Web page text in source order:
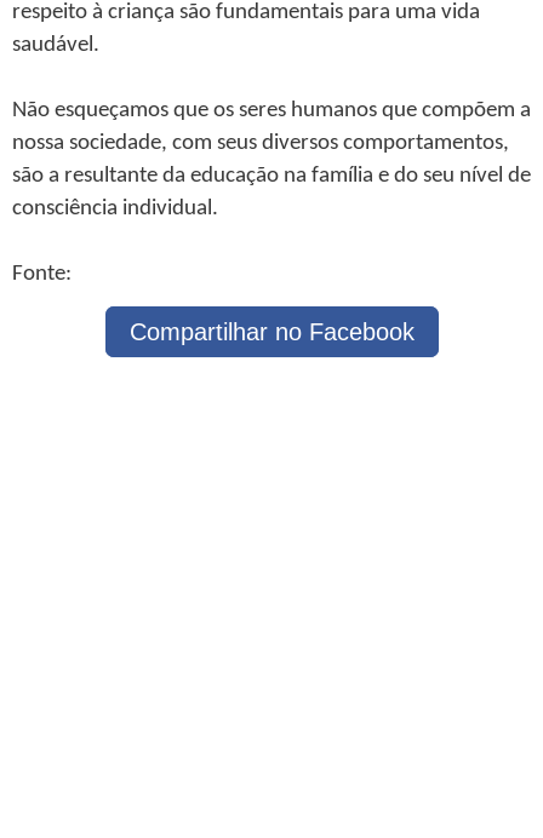
respeito à criança são fundamentais para uma vida
saudável.
Não esqueçamos que os seres humanos que compõem a
nossa sociedade, com seus diversos comportamentos,
são a resultante da educação na família e do seu nível de
consciência individual.
Fonte:
Compartilhar no Facebook